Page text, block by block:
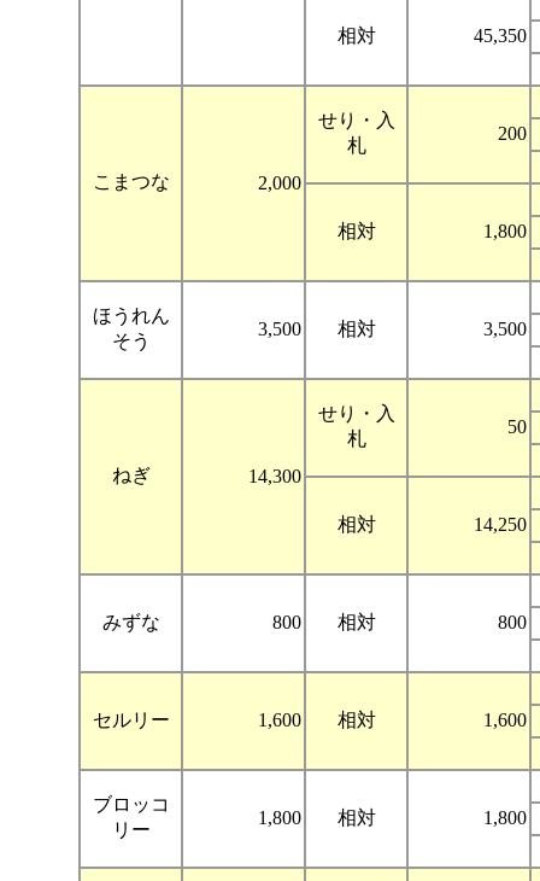
相対 45,350
こまつな 2,000
せり・入
札
200
相対 1,800
ほうれん
そう
3,500 相対 3,500
ねぎ 14,300
せり・入
札
50
相対 14,250
みずな 800 相対 800
セルリー 1,600 相対 1,600
ブロッコ
リー
1,800 相対 1,800